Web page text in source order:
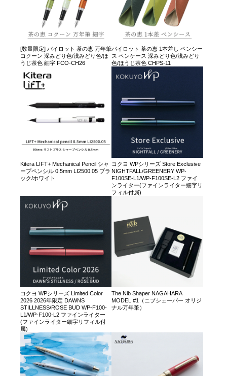
[数量限定] パイロット 茶の恵 万年筆
コクーン 深みどり色/浅みどり色/ほ
うじ茶色 細字 FCO-CH26
パイロット 茶の恵 1本差し ペンシー
ス ペンケース 深みどり色/浅みどり
色/ほうじ茶色 CHPS-11
Kitera LIFT+ Mechanical Pencil シャ
ープペンシル 0.5mm LI2500.05 ブラ
ック/ホワイト
コクヨ WPシリーズ Store Exclusive
NIGHTFALL/GREENERY WP-
F100SE-L1/WP-F100SE-L2 ファイ
ンライター(ファインライター細字リ
フィル付属)
コクヨ WPシリーズ Limited Color
2026 2026年限定 DAWNS
STILLNESS/ROSE BUD WP-F100-
L1/WP-F100-L2 ファインライター
(ファインライター細字リフィル付
属)
The Nib Shaper NAGAHARA
MODEL #1（ニブシェーパー オリジ
ナル万年筆）